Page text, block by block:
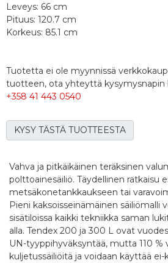
Leveys: 66 cm
Pituus: 120.7 cm
Korkeus: 85.1 cm
Tuotetta ei ole myynnissä
tuotteen, ota yhteyttä kysymysnapin
+358 41 443 0540
KYSY TÄSTÄ TUOTTEESTA
Vahva ja pitkäikäinen teräksinen
polttoainesäiliö. Täydellinen ratkaisu
metsäkonetankkaukseen tai
Pieni kaksoisseinämäinen säiliömalli
sisätiloissa kaikki tekniikka saman
alla. Tendex 200 ja 300 L ovat
UN-tyyppihyväksyntää, mutta 110 %
kuljetussäiliöitä ja voidaan käyttää ei-